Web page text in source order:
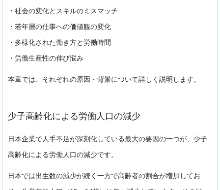
・社会の変化とスキルのミスマッチ
・若年層の仕事への価値観の変化
・多様化された働き方と労働時間
・労働生産性の伸び悩み
本章では、それぞれの原因・背景について詳しく説明します。
少子高齢化による労働人口の減少
日本企業で人手不足が深刻化している最大の要因の一つが、少子
高齢化による労働人口の減少です。
日本では出生数の減少が続く一方で高齢者の割合が増加してお